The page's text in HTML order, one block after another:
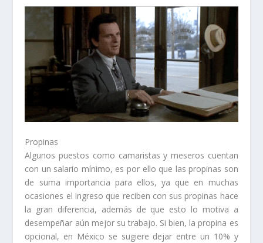
Propinas
Algunos puestos como camaristas y meseros cuentan
con un salario mínimo, es por ello que las propinas son
de suma importancia para ellos, ya que en muchas
ocasiones el ingreso que reciben con sus propinas hace
la gran diferencia, además de que esto lo motiva a
desempeñar aún mejor su trabajo. Si bien, la propina es
opcional, en México se sugiere dejar entre un 10% y